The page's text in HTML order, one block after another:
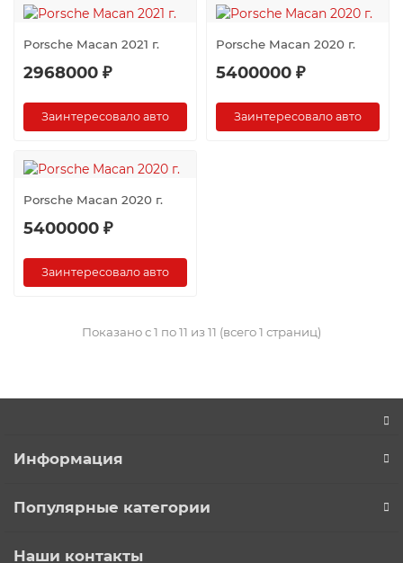
Porsche Macan 2021 г.
2968000 ₽
Заинтересовало авто
Porsche Macan 2020 г.
5400000 ₽
Заинтересовало авто
Porsche Macan 2020 г.
5400000 ₽
Заинтересовало авто
Показано с 1 по 11 из 11 (всего 1 страниц)
Информация
Популярные категории
Наши контакты